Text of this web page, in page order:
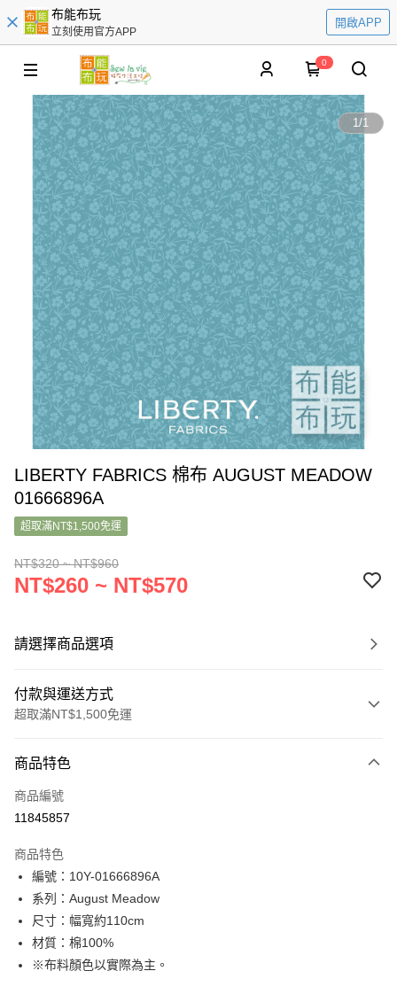
布能布玩
立刻使用官方APP
開啟APP
0
1/1
LIBERTY FABRICS 棉布 AUGUST MEADOW
01666896A
超取滿NT$1,500免運
NT$320 ~ NT$960
NT$260 ~ NT$570
請選擇商品選項
付款與運送方式
超取滿NT$1,500免運
信用卡一次付款
超商取貨付款
Apple Pay
街口支付
Google Pay
AFTEE先享後付
商品特色
商品編號
11845857
商品特色
編號：10Y-01666896A
系列：August Meadow
尺寸：幅寬約110cm
材質：棉100%
※布料顏色以實際為主。